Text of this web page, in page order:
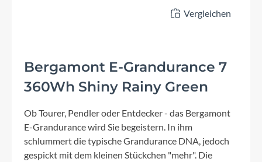
Vergleichen
Bergamont E-Grandurance 7
360Wh Shiny Rainy Green
Ob Tourer, Pendler oder Entdecker - das Bergamont
E-Grandurance wird Sie begeistern. In ihm
schlummert die typische Grandurance DNA, jedoch
gespickt mit dem kleinen Stückchen "mehr". Die